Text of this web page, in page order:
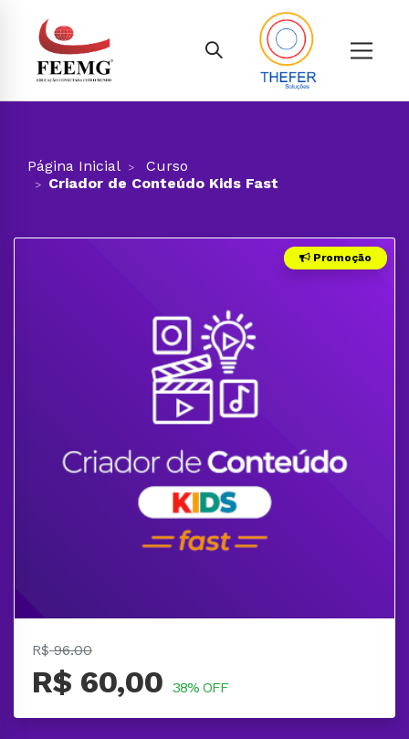
Página Inicial
Curso
Criador de Conteúdo Kids Fast
Promoção
R$96.00
R$ 60,00 38% OFF